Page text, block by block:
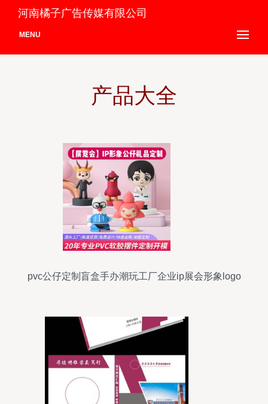
河南橘子广告传媒有限公司
MENU
产品大全
pvc公仔定制盲盒手办潮玩工厂企业ip展会形象logo